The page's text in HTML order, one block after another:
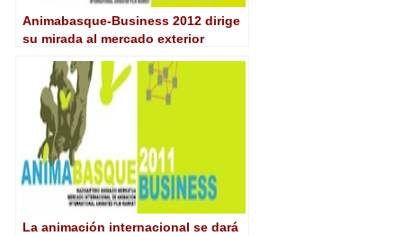
Animabasque-Business 2012 dirige
su mirada al mercado exterior
La animación internacional se dará